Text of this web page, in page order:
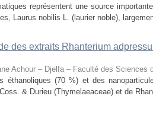
représentent une source
Laurus nobilis L. (laurier noble),
des extraits Rhanterium
Achour – Djelfa – Faculté des Sciences
éthanoliques (70 %) et des
& Durieu (Thymelaeaceae) et de